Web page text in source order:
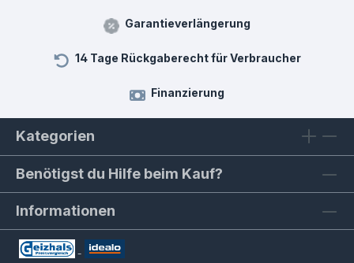
Garantieverlängerung
14 Tage Rückgaberecht für Verbraucher
Finanzierung
Kategorien
Benötigst du Hilfe beim Kauf?
Informationen